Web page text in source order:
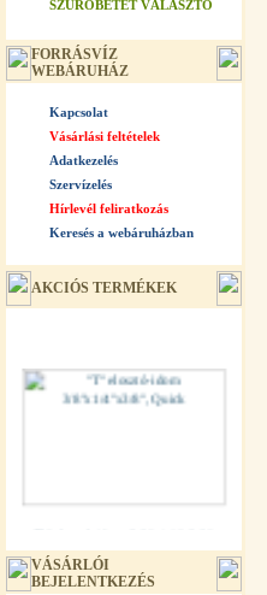
SZŰRŐBETÉT VÁLASZTÓ
FORRÁSVÍZ
WEBÁRUHÁZ
Kapcsolat
Vásárlási feltételek
Adatkezelés
Szervízelés
Hírlevél feliratkozás
Keresés a webáruházban
AKCIÓS TERMÉKEK
360,-Ft
320,-Ft
VÁSÁRLÓI
BEJELENTKEZÉS